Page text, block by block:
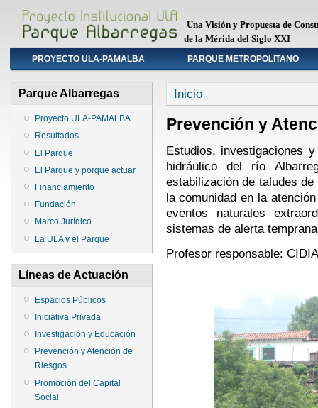
Una Visión y Propuesta de
de la Mérida del Siglo XXI
Primary links
PROYECTO ULA-PAMALBA PARQUE METROPOLITANO
Parque Albarregas
Proyecto ULA-PAMALBA
Resultados
El Parque
El Parque y porque actuar
Financiamiento
Fundación
Marco Jurídico
La ULA y el Parque
Líneas de Actuación
Espacios Públicos
Iniciativa Privada
Investigación y Educación
Prevención y Atención de
Riesgos
Promoción del Capital
Social
Inicio
Prevención y
Estudios, investigaciones
hidráulico del río
estabilización de taludes
la comunidad en la
eventos naturales
sistemas de alerta
Profesor responsable: